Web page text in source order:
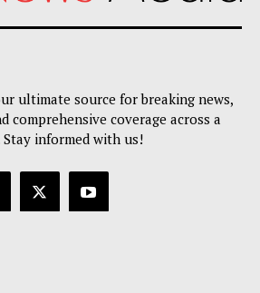
ultimate source for breaking news,
comprehensive coverage across a
informed with us!